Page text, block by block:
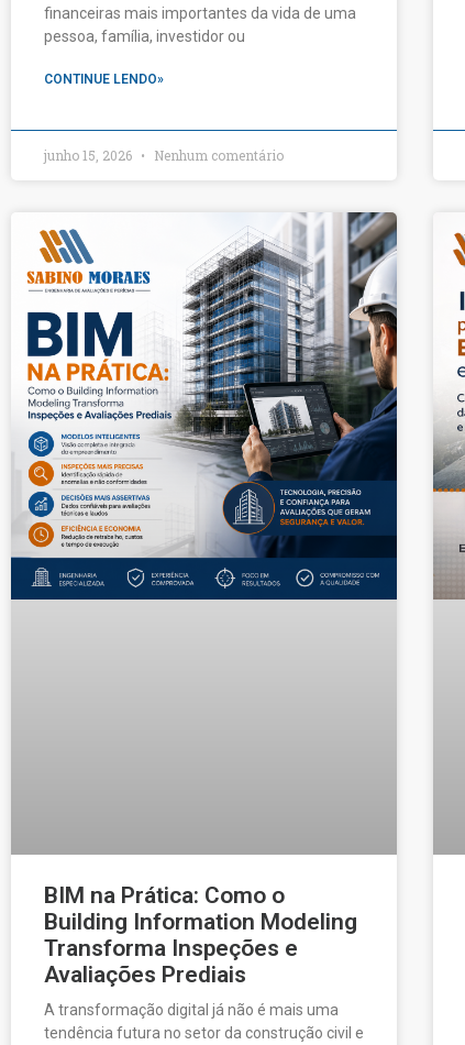
financeiras mais importantes da vida de uma
pessoa, família, investidor ou
CONTINUE LENDO»
junho 15, 2026 Nenhum comentário
BIM na Prática: Como o
Building Information Modeling
Transforma Inspeções e
Avaliações Prediais
A transformação digital já não é mais uma
tendência futura no setor da construção civil e